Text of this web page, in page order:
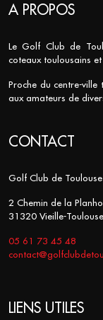
A PROPOS
Le Golf Club de
coteaux toulousains
Proche du centre-
aux amateurs de
CONTACT
Golf Club de Toulouse
2 Chemin de la Planho
31320 Vieille-Toulouse
05 61 73 45 48
LIENS UTILES